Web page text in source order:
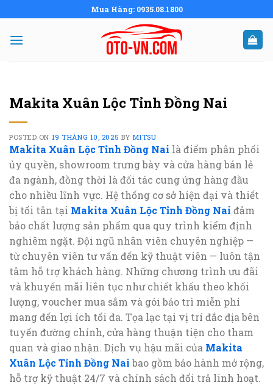
to
content
Mua Hàng: 0935.08.1800
Makita Xuân Lộc Tỉnh Đồng Nai
POSTED ON 19 THÁNG 10, 2025 BY MITSU
Makita Xuân Lộc Tỉnh Đồng Nai là điểm phân phối
ủy quyền, showroom trưng bày và cửa hàng bán lẻ
đa ngành, đồng thời là đối tác cung ứng hàng đầu
cho nhiều lĩnh vực. Hệ thống cơ sở hiện đại và thiết
bị tối tân tại Makita Xuân Lộc Tỉnh Đồng Nai đảm
bảo chất lượng sản phẩm qua quy trình kiểm định
nghiêm ngặt. Đội ngũ nhân viên chuyên nghiệp —
từ chuyên viên tư vấn đến kỹ thuật viên — luôn tận
tâm hỗ trợ khách hàng. Những chương trình ưu đãi
và khuyến mãi liên tục như chiết khấu theo khối
lượng, voucher mua sắm và gói bảo trì miễn phí
mang đến lợi ích tối đa. Tọa lạc tại vị trí đắc địa bên
tuyến đường chính, cửa hàng thuận tiện cho tham
quan và giao nhận. Dịch vụ hậu mãi của Makita
Xuân Lộc Tỉnh Đồng Naibao gồm bảo hành mở rộng,
hỗ trợ kỹ thuật 24/7 và chính sách đổi trả linh hoạt.